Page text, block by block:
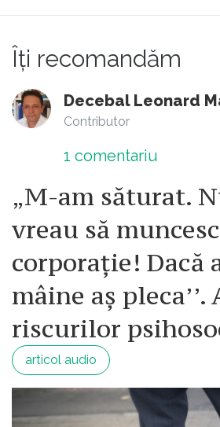
Îți recomandăm
Contributor
1 comentariu
„M-am săturat.
vreau să
corporație! Dacă
mâine aș pleca’’.
riscurilor
articol audio